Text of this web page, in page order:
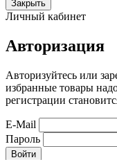
Закрыть
Личный кабинет
Авторизация
Авторизуйтесь или
избранные товары
регистрации
E-Mail
Пароль
Войти